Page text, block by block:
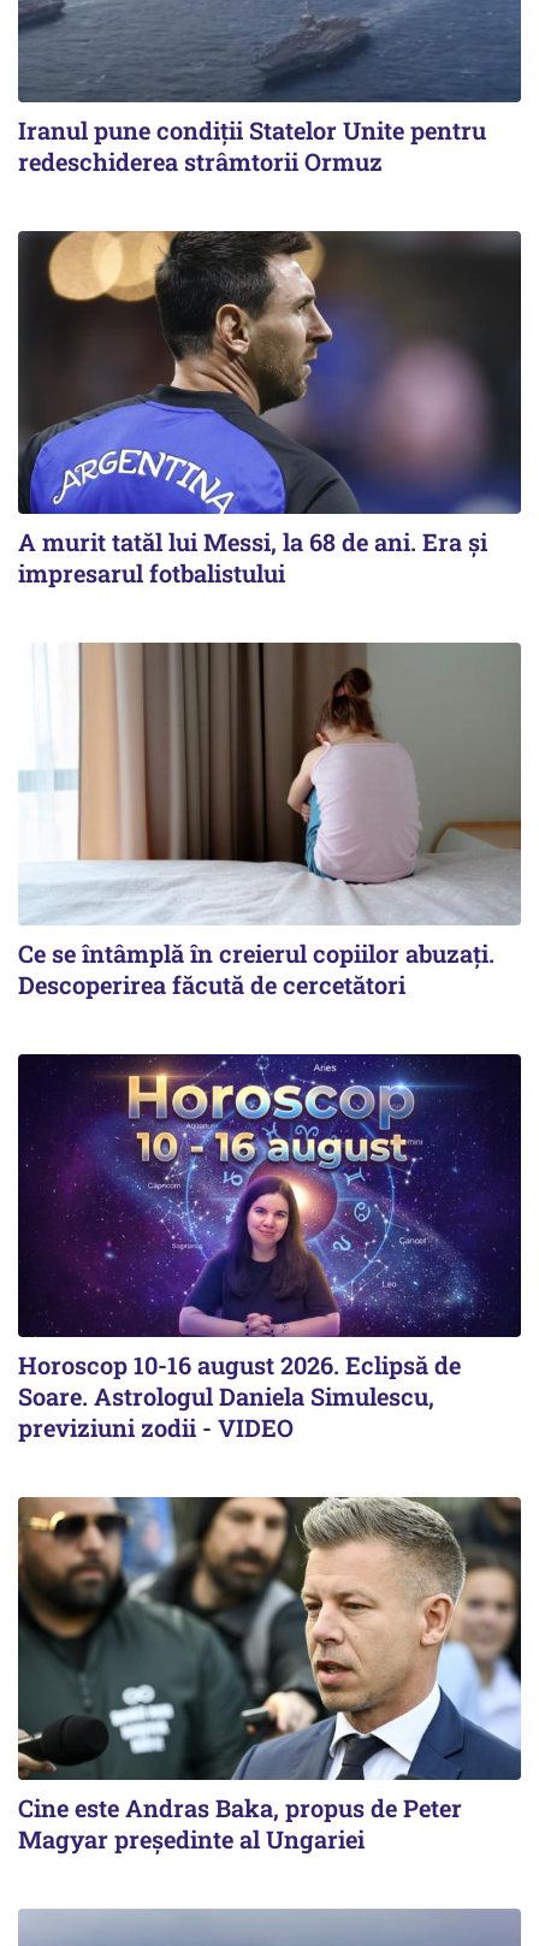
Iranul pune condiții Statelor Unite pentru
redeschiderea strâmtorii Ormuz
A murit tatăl lui Messi, la 68 de ani. Era și
impresarul fotbalistului
Ce se întâmplă în creierul copiilor abuzați.
Descoperirea făcută de cercetători
Horoscop 10-16 august 2026. Eclipsă de
Soare. Astrologul Daniela Simulescu,
previziuni zodii - VIDEO
Cine este Andras Baka, propus de Peter
Magyar președinte al Ungariei